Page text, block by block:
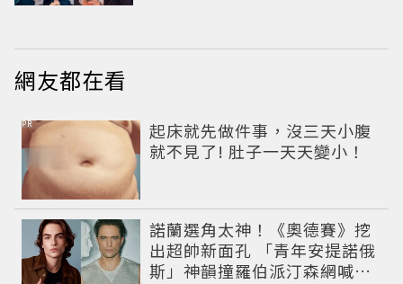
網友都在看
起床就先做件事，沒三天小腹
就不見了! 肚子一天天變小！
PR
諾蘭選角太神！《奧德賽》挖
出超帥新面孔 「青年安提諾俄
斯」神韻撞羅伯派汀森網喊：